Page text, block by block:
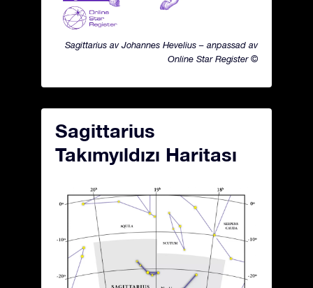
Sagittarius av Johannes Hevelius – anpassad av
Online Star Register ©
Sagittarius
Takımyıldızı Haritası